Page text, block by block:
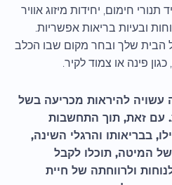
חימום, יחידות מיזוג אוויר
ובעיות בריאות אפשריות.
הבית שלך ובחר מקום שבו הכלב
פינה או צמוד לקיר.
עשויה להיראות מכריעה בשל
עם זאת, תוך התחשבות
בבריאותו והרגלי השינה,
המיטה, תוכלו לקבל
ולרווחתה של חיית